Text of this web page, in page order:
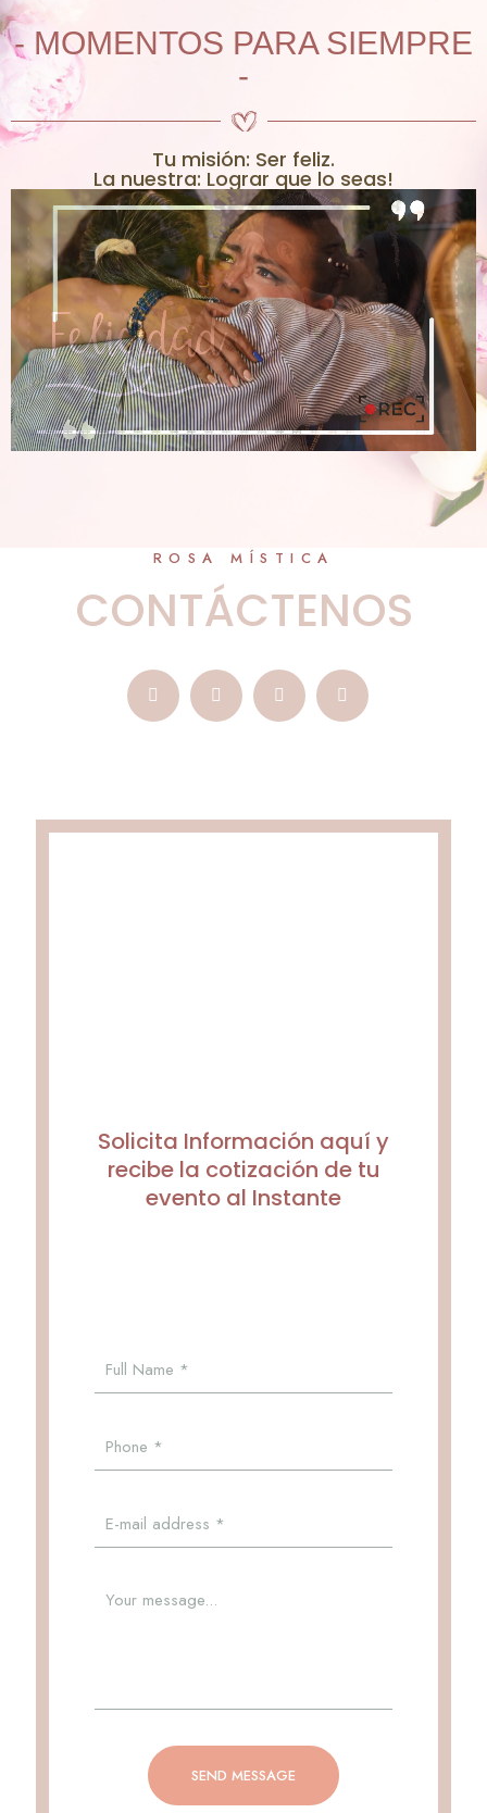
- MOMENTOS PARA SIEMPRE
-
Tu misión: Ser feliz.
La nuestra: Lograr que lo seas!
ROSA MÍSTICA
CONTÁCTENOS
Solicita Información aquí y
recibe la cotización de tu
evento al Instante